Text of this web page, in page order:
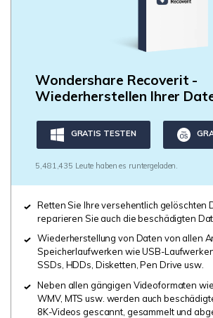
Wondershare Recoverit -
Wiederherstellen Ihrer
GRATIS TESTEN
5,481,435 Leute haben es runtergeladen.
Retten Sie Ihre versehentlich gelöschten
reparieren Sie auch die beschädigten
Wiederherstellung von Daten von allen
Speicherlaufwerken wie USB-
SSDs, HDDs, Disketten, Pen Drive usw.
Neben allen gängigen Videoformaten wie
WMV, MTS usw. werden auch
8K-Videos gescannt, gesammelt und